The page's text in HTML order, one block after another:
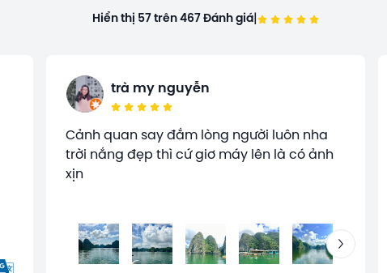
Hiển thị 57 trên 467 Đánh giá
trà my nguyễn
Cảnh quan say đắm lòng người luôn nha
trời nắng đẹp thì cứ giơ máy lên là có ảnh
xịn